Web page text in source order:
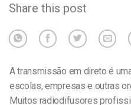
Share this post
A transmissão em direto é
escolas, empresas e outras
Muitos radiodifusores